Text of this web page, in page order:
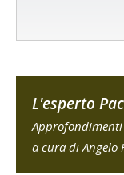
L'esperto
a cura di Angelo